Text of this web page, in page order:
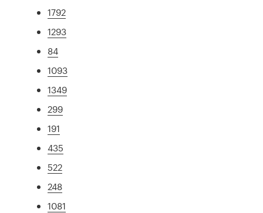
1792
1293
84
1093
1349
299
191
435
522
248
1081